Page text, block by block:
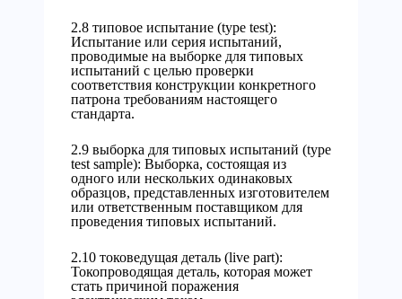
2.8 типовое испытание (type test):
Испытание или серия испытаний,
проводимые на выборке для типовых
испытаний с целью проверки
соответствия конструкции конкретного
патрона требованиям настоящего
стандарта.
2.9 выборка для типовых испытаний (type
test sample): Выборка, состоящая из
одного или нескольких одинаковых
образцов, представленных изготовителем
или ответственным поставщиком для
проведения типовых испытаний.
2.10 токоведущая деталь (live part):
Токопроводящая деталь, которая может
стать причиной поражения